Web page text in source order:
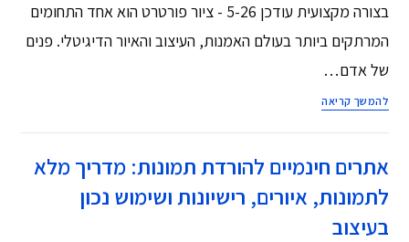
בצורה מקצועית עודכן 5-26 - ציור פורטרט הוא אחד התחומים
המרתקים ביותר בעולם האמנות, העיצוב והאיור הדיגיטלי. פנים
של אדם…
להמשך קריאה
אתרים חינמיים להורדת תמונות: מדריך מלא
לתמונות, איורים, רישיונות ושימוש נכון
בעיצוב